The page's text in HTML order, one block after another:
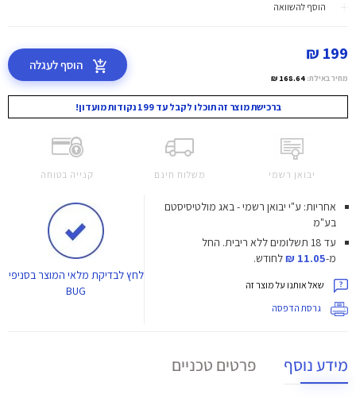
הוסף להשוואה
199 ₪
מחיר באילת: 168.64 ₪
הוסף לעגלה
ברכישת מוצר זה תוכלו לקבל עד 199 נקודות מועדון!
יבואן רשמי משלוח חינם קנייה בטוחה
אחריות: ע"י יבואן רשמי - באג מולטיסיסטם
בע"מ
עד 18 תשלומים ללא ריבית.
החל
מ-11.05 ₪ לחודש.
שאל אותנו על מוצר זה
גרסת הדפסה
לחץלבדיקת מלאי המוצר בסניפי
BUG
מידע נוסף פרטים טכניים